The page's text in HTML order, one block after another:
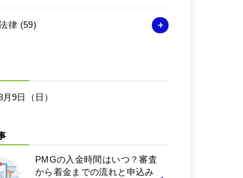
律 (59)
9日（日）
PMGの入金時間はいつ？審査
から着金までの流れと申込み